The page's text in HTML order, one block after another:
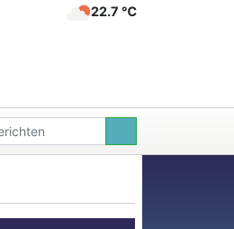
22.7 ℃